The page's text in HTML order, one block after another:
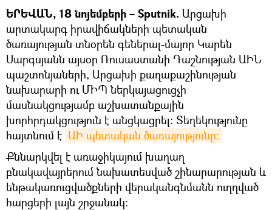
ԵՐԵՎԱՆ, 18 նոյեմբերի – Sputnik. Արցախի
արտակարգ իրավիճակների պետական
ծառայության տնօրեն գեներալ-մայոր Կարեն
Սարգսյանն այսօր Ռուսաստանի Դաշնության ԱԻՆ
պաշտոնյաների, Արցախի քաղաքաշինության
նախարարի ու ՄԻՊ ներկայացուցչի
մասնակցությամբ աշխատանքային
խորհրդակցություն է անցկացրել: Տեղեկությունը
հայտնում է ԱԻ պետական ծառայությունը։
Քննարկվել է առաջիկայում խաղաղ
բնակավայրերում նախատեսված շինարարության և
ենթակառուցվածքների վերականգնմանն ուղղված
հարցերի լայն շրջանակ: